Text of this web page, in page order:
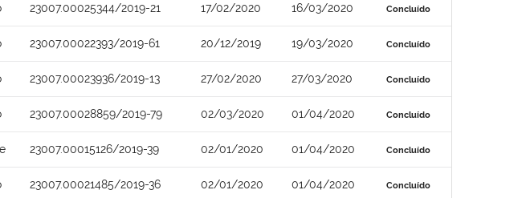
23007.00025344/2019-21 17/02/2020 16/03/2020 Concluído
23007.00022393/2019-61 20/12/2019 19/03/2020 Concluído
23007.00023936/2019-13 27/02/2020 27/03/2020 Concluído
23007.00028859/2019-79 02/03/2020 01/04/2020 Concluído
23007.00015126/2019-39 02/01/2020 01/04/2020 Concluído
23007.00021485/2019-36 02/01/2020 01/04/2020 Concluído